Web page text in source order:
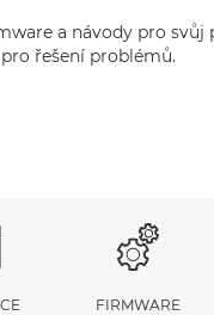
a návody pro svůj
řešení problémů.
FIRMWARE